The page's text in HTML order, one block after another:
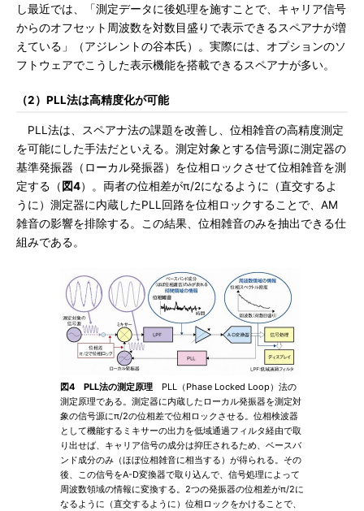
し最近では、「測定データに後処理を施すことで、キャリア信号
からのオフセット周波数を対数目盛りで表示できるスペアナが増
えている」（アジレントの谷本氏）。実際には、オプションのソ
フトウェアでこうした表示機能を搭載できるスペアナが多い。
（2）PLL法は高精度化が可能
PLL法は、スペアナ法の課題を改善し、位相雑音の高精度測定
を可能にした手法だといえる。測定対象とする信号源に測定器の
基準発振器（ローカル発振器）を位相ロックさせて位相雑音を測
定する（ 図4）。両者の位相差がπ/2になるように（直交するよ
うに）測定器に内蔵したPLL回路を位相ロックすることで、AM
雑音の影響を排除する。この結果、位相雑音のみを抽出できる仕
組みである。
図4 PLL法の測定原理 PLL（Phase Locked Loop）法の
測定原理である。測定器に内蔵したローカル発振器を測定対
象の信号源にπ/2の位相差で位相ロックさせる。位相検波器
として機能するミキサーの出力を低域通過フィルタ経由で取
り出せば、キャリア信号の成分は抑圧されるため、ベースバ
ンド成分のみ（ほぼ位相雑音に相当する）が得られる。その
後、この信号をA-D変換器で取り込んで、信号処理によって
周波数領域の情報に変換する。2つの発振器の位相差がπ/2に
なるように（直交するように）位相ロックをかけることで、